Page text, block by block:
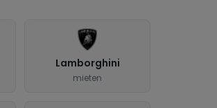
Lamborghini
mieten